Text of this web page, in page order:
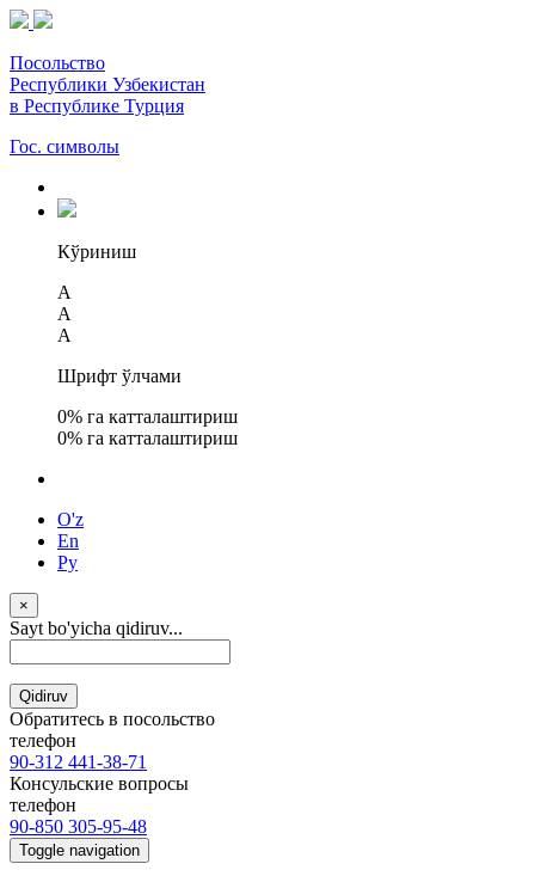
Посольство
Республики Узбекистан
в Республике Турция
Гос. символы
Кўриниш
A
A
A
Шрифт ўлчами
0% га катталаштириш
0% га катталаштириш
O'z
En
Ру
×
Sayt bo'yicha qidiruv...
Qidiruv
Обратитесь в посольство
телефон
90-312 441-38-71
Консульские вопросы
телефон
90-850 305-95-48
Toggle navigation